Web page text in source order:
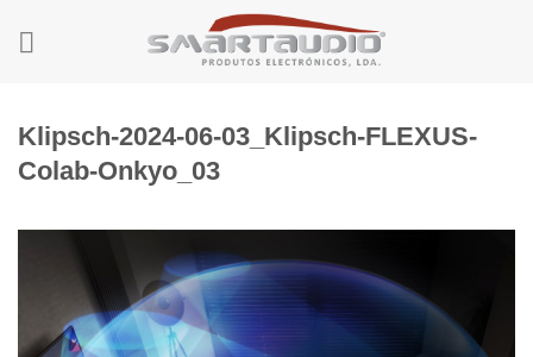
Klipsch-2024-06-03_Klipsch-FLEXUS-
Colab-Onkyo_03